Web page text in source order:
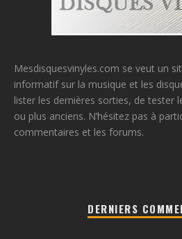
Mesdisquesvinyles.com se veut un
informatif sur la musique et les
lister les dernières sorties, de tester
ou plus anciens. N’hésitez pas à
commentaires et les forums.
DERNIERS